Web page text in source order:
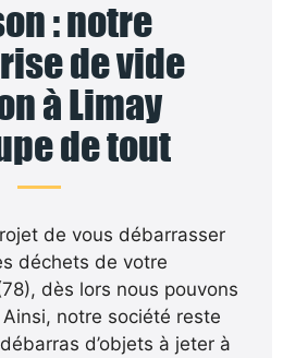
: notre
de vide
à Limay
de tout
de vous débarrasser
déchets de votre
dès lors nous pouvons
notre société reste
d’objets à jeter à